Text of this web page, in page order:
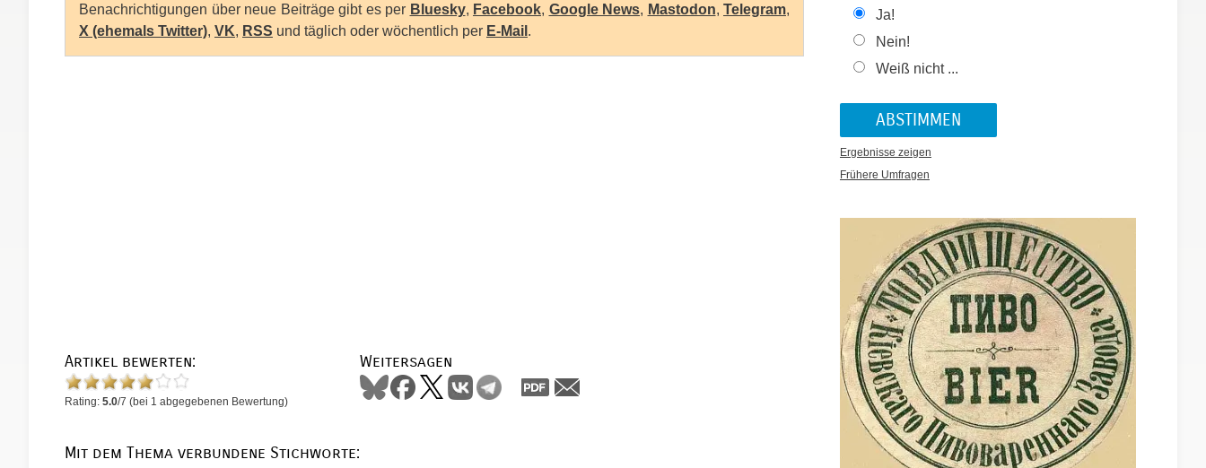
Benachrichtigungen über neue Beiträge gibt es per Bluesky, Facebook, Google News, Mastodon, Telegram,
X (ehemals Twitter), VK, RSS und täglich oder wöchentlich per E-Mail .
Artikel bewerten:
Rating: 5.0/7 (bei 1 abgegebenen Bewertung)
Weitersagen
Mit dem Thema verbundene Stichworte:
Ja!
Nein!
Weiß nicht ...
Ergebnisse zeigen
Frühere Umfragen